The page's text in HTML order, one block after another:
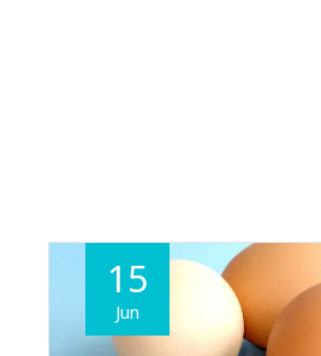
15
Jun